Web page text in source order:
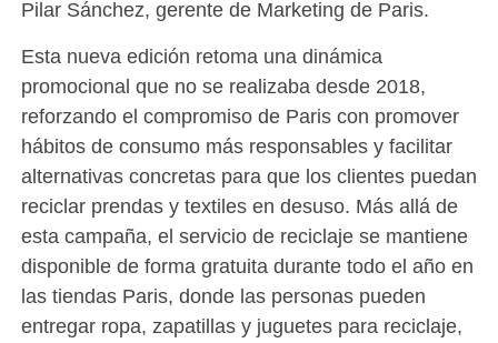
Pilar Sánchez, gerente de Marketing de Paris.
Esta nueva edición retoma una dinámica
promocional que no se realizaba desde 2018,
reforzando el compromiso de Paris con promover
hábitos de consumo más responsables y facilitar
alternativas concretas para que los clientes puedan
reciclar prendas y textiles en desuso. Más allá de
esta campaña, el servicio de reciclaje se mantiene
disponible de forma gratuita durante todo el año en
las tiendas Paris, donde las personas pueden
entregar ropa, zapatillas y juguetes para reciclaje,